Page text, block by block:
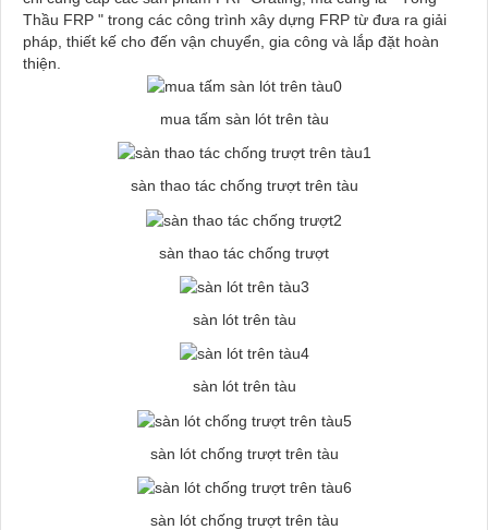
Thầu FRP " trong các công trình xây dựng FRP từ đưa ra giải
pháp, thiết kế cho đến vận chuyển, gia công và lắp đặt hoàn
thiện.
mua tấm sàn lót trên tàu
sàn thao tác chống trượt trên tàu
sàn thao tác chống trượt
sàn lót trên tàu
sàn lót trên tàu
sàn lót chống trượt trên tàu
sàn lót chống trượt trên tàu